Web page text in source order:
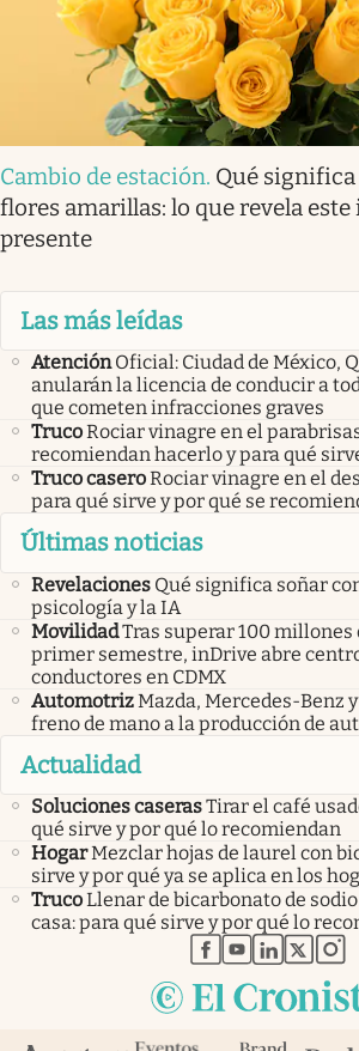
Cambio de estación. Qué
flores amarillas: lo que revela
presente
Las más leídas
Atención Oficial: Ciudad de México,
anularán la licencia de conducir a
que cometen infracciones graves
TrucoRociar vinagre en el
recomiendan hacerlo y para qué
Truco caseroRociar vinagre en el
para qué sirve y por qué se
Últimas noticias
Revelaciones Qué significa soñar
psicología y la IA
MovilidadTras superar 100 millones
primer semestre, inDrive abre
conductores en CDMX
AutomotrizMazda, Mercedes-Benz
freno de mano a la producción de
Actualidad
Soluciones caserasTirar el café
qué sirve y por qué lo recomiendan
HogarMezclar hojas de laurel con
sirve y por qué ya se aplica en los
TrucoLlenar de bicarbonato de
casa: para qué sirve y por qué lo
abre en nueva
abre enabre en
abre